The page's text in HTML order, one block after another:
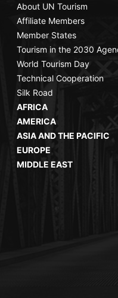
About UN Tourism
Affiliate Members
Member States
Tourism in the 2030
World Tourism Day
Technical Cooperation
Silk Road
AFRICA
AMERICA
ASIA AND THE PACIFIC
EUROPE
MIDDLE EAST